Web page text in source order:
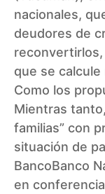
nacionales,
deudores de
que se calcule
Como los
Mientras
familias” con
situación de
BancoBanco
en